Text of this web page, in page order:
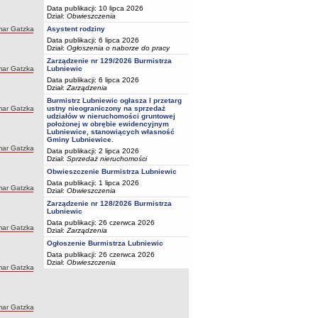
Gatzka
Gatzka
Gatzka
Gatzka
Gatzka
Gatzka
Gatzka
Gatzka
Data publikacji: 10 lipca 2026
Dział: Obwieszczenia
Asystent rodziny
Data publikacji: 6 lipca 2026
Dział: Ogłoszenia o naborze do pracy
Zarządzenie nr 129/2026 Burmistrza
Lubniewic
Data publikacji: 6 lipca 2026
Dział: Zarządzenia
Burmistrz Lubniewic ogłasza I przetarg
ustny nieograniczony na sprzedaż
udziałów w nieruchomości gruntowej
położonej w obrębie ewidencyjnym
Lubniewice, stanowiących własność
Gminy Lubniewice.
Data publikacji: 2 lipca 2026
Dział: Sprzedaż nieruchomości
Obwieszczenie Burmistrza Lubniewic
Data publikacji: 1 lipca 2026
Dział: Obwieszczenia
Zarządzenie nr 128/2026 Burmistrza
Lubniewic
Data publikacji: 26 czerwca 2026
Dział: Zarządzenia
Ogłoszenie Burmistrza Lubniewic
Data publikacji: 26 czerwca 2026
Dział: Obwieszczenia